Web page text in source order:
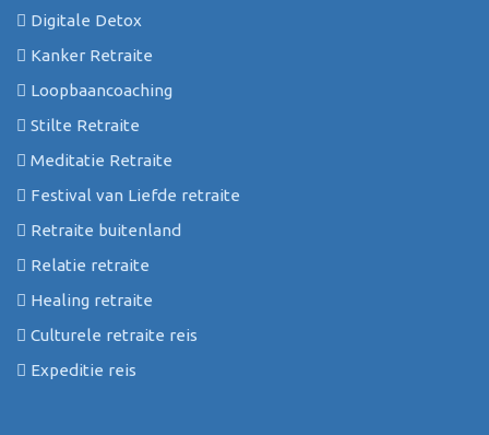
Digitale Detox
Kanker Retraite
Loopbaancoaching
Stilte Retraite
Meditatie Retraite
Festival van Liefde retraite
Retraite buitenland
Relatie retraite
Healing retraite
Culturele retraite reis
Expeditie reis